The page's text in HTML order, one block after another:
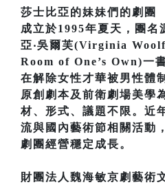
莎士比亞的妹妹們的劇團
成立於1995年夏天，團名
亞‧吳爾芙(Virginia
Room of One’s Own)一
在解除女性才華被男性體
原創劇本及前衛劇場美學
材、形式、議題不限。近
流與國內藝術節相關活動
劇團經營穩定成長。
財團法人魏海敏京劇藝術